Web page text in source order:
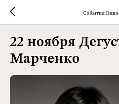
События Вино
22 ноября
Марченко